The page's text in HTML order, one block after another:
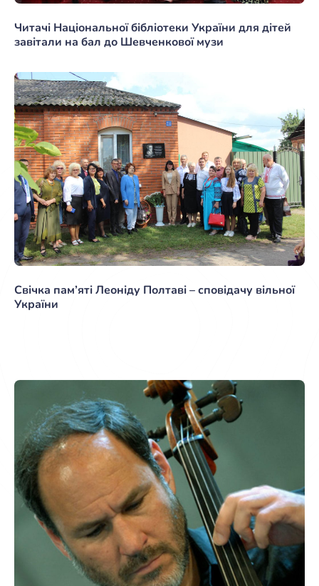
Читачі Національної бібліотеки України для дітей
завітали на бал до Шевченкової музи
Свічка пам’яті Леоніду Полтаві – сповідачу вільної
України